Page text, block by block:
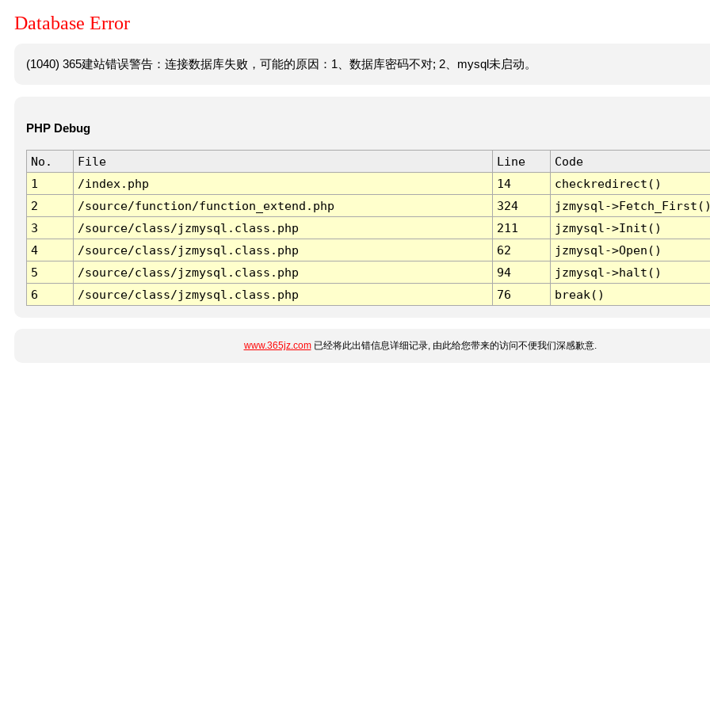
Database Error
(1040) 365建站错误警告：连接数据库失败，可能的原因：1、数据库密码不对; 2、mysql未启动。
PHP Debug
No. File Line
Code
1
/index.php 14
checkredirect()
2
/source/function/function_extend.php 324
jzmysql-
3
/source/class/jzmysql.class.php 211
jzmysql->Init()
4
/source/class/jzmysql.class.php 62
jzmysql->Open()
5
/source/class/jzmysql.class.php 94
jzmysql->halt()
6
/source/class/jzmysql.class.php 76 break()
www.365jz.com已经将此出错信息详细记录, 由此给您带来的访问不便我们深感歉意.